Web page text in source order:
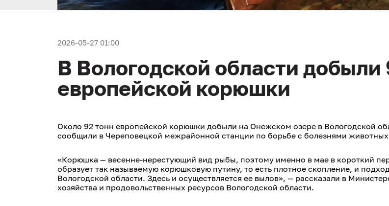
2026-05-27 01:00
В Вологодской области добыли
европейской корюшки
Около 92 тонн европейской корюшки добыли на Онежском озере в Вологодской
сообщили в Череповецкой межрайонной станции по борьбе с болезнями
«Корюшка — весенне-нерестующий вид рыбы, поэтому именно в мае в короткий
образует так называемую корюшковую путину, то есть плотное скопление, и
Вологодской области. Здесь и осуществляется ее вылов», — рассказали в
хозяйства и продовольственных ресурсов Вологодской области.